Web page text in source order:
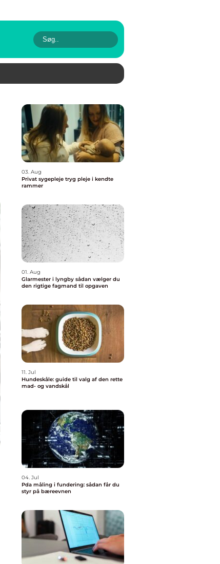
03. Aug
Privat sygepleje tryg pleje i kendte
rammer
01. Aug
Glarmester i lyngby sådan vælger du
den rigtige fagmand til opgaven
11. Jul
Hundeskåle: guide til valg af den rette
mad- og vandskål
04. Jul
Pda måling i fundering: sådan får du
styr på bæreevnen